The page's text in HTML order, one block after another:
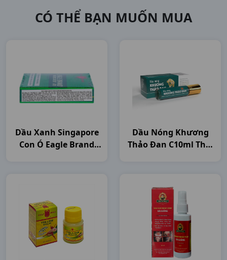
CÓ THỂ BẠN MUỐN MUA
Dầu Xanh Singapore
Con Ó Eagle Brand
Dầu Nóng Khương
Thảo Đan C10ml Thái